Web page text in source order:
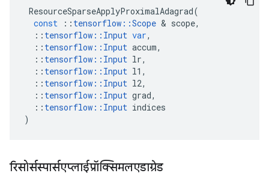
ResourceSparseApplyProximalAdagrad(
const
:: tensorflow ::Scope & scope,
:: tensorflow :: Input var,
:: tensorflow :: Input accum,
:: tensorflow :: Input lr,
:: tensorflow :: Input l1 ,
:: tensorflow :: Input l2,
:: tensorflow :: Input grad,
:: tensorflow :: Input indices
)
रिसोर्सस्पार्सएप्लाईप्रॉक्सिमलएडाग्रेड